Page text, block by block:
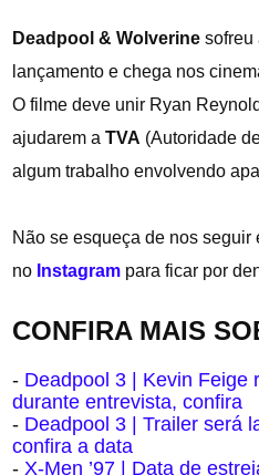
Deadpool & Wolverine sofreu
lançamento e chega nos
O filme deve unir Ryan
ajudarem aTVA (Autoridade
algum trabalho envolvendo
Não se esqueça de nos
no Instagram para ficar por
CONFIRA MAIS
- Deadpool 3 | Kevin Feige
durante entrevista, confira
- Deadpool 3 | Trailer será
confira a data
- X-Men ’97 | Data de